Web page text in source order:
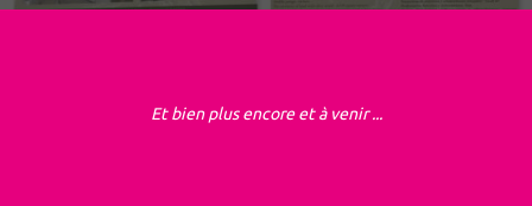
Et bien plus encore et à venir ...